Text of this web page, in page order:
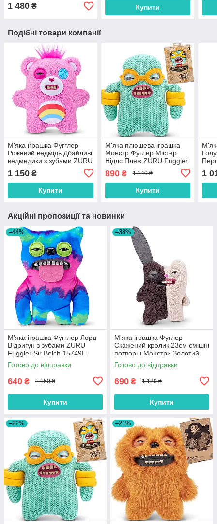
1 480 ₴ Купити
Подібні товари компанії
М'яка іграшка Фугглер
Рожевий ведмідь Дбайливі
ведмедики з зубами ZURU
15755A
1 150 ₴
Купити
М'яка плюшева іграшка
Монстр Фуглер Містер
Нідлс Пляж ZURU Fuggler
890₴ 1 140 ₴
Купити
1
Акційні пропозиції та новинки
–44%
М'яка іграшка Фугглер Лорд
Відригун з зубами ZURU
Fuggler Sir Belch 15749Е
Готово до відправки
640 ₴ 1 150 ₴
Купити
–38%
М'яка іграшка Фуглер
Скажений кролик 23см смішні
потворні Монстри Золотий
Зуб ZURU Fuggler Monster
15726G
Готово до відправки
690 ₴ 1 120 ₴
Купити
–22% –21%